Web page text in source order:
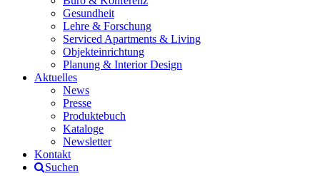
Gesundheit
Lehre & Forschung
Serviced Apartments & Living
Objekteinrichtung
Planung & Interior Design
Aktuelles
News
Presse
Produktebuch
Kataloge
Newsletter
Kontakt
Suchen